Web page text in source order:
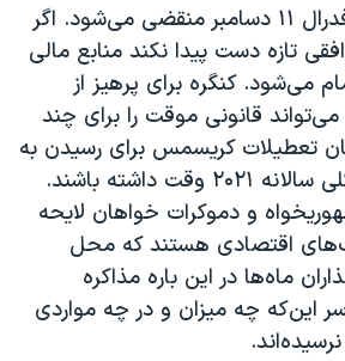
آمریکا «سی‌پک»
چین
قانون فعلی بودجه فدرال ۱۱ دسامبر منقضی می‌شود. اگر
تازه دست پیدا نکند منابع مالی
می‌شود. کنگره برای پرهیز از
قانونی موقت را برای چند
تعطیلات کریسمس برای رسیدن به
توافق بر سر بودجه کلی سالانه ۲۰۲۱ وقت داشته باشند.
و دموکرات خواهان لایحه
اقتصادی هستند که محل
ماه‌ها در این باره مذاکره
سر این‌که چه میزان و در چه مواردی